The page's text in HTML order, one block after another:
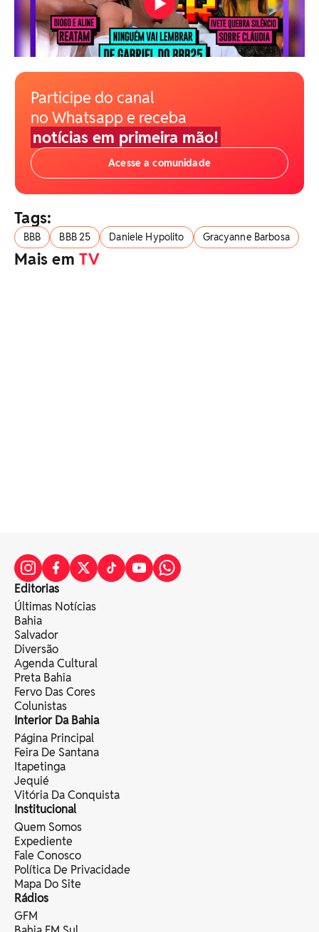
Participe do canal
no Whatsapp e receba
notícias em primeira mão!
Acesse a comunidade
Tags:
BBB BBB 25 Daniele Hypolito Gracyanne Barbosa
Mais emTV
Editorias
Últimas Notícias
Bahia
Salvador
Diversão
Agenda Cultural
Preta Bahia
Fervo Das Cores
Colunistas
Interior Da Bahia
Página Principal
Feira De Santana
Itapetinga
Jequié
Vitória Da Conquista
Institucional
Quem Somos
Expediente
Fale Conosco
Política De Privacidade
Mapa Do Site
Rádios
GFM